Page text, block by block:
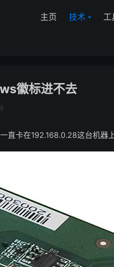
主页 技术 工
徽标进不去
)
卡在192.168.0.28这台机器